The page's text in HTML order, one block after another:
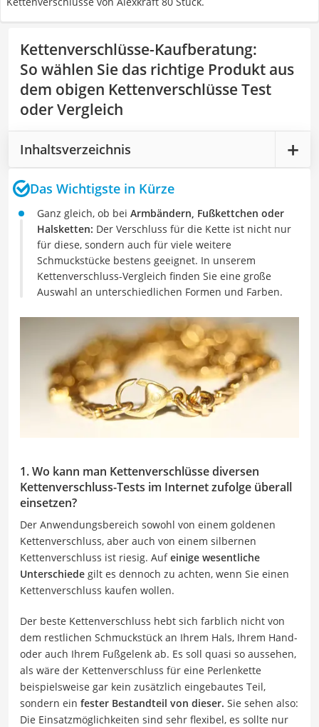
Kettenverschlüsse-Kaufberatung:
So wählen Sie das richtige Produkt aus
dem obigen Kettenverschlüsse Test
oder Vergleich
Inhaltsverzeichnis
Das Wichtigste in Kürze
Ganz gleich, ob bei Armbändern, Fußkettchen oder
Halsketten: Der Verschluss für die Kette ist nicht nur
für diese, sondern auch für viele weitere
Schmuckstücke bestens geeignet. In unserem
Kettenverschluss-Vergleich finden Sie eine große
Auswahl an unterschiedlichen Formen und Farben.
1. Wo kann man Kettenverschlüsse diversen
Kettenverschluss-Tests im Internet zufolge überall
einsetzen?
Der Anwendungsbereich sowohl von einem goldenen
Kettenverschluss, aber auch von einem silbernen
Kettenverschluss ist riesig. Aufeinige wesentliche
Unterschiede gilt es dennoch zu achten, wenn Sie einen
Kettenverschluss kaufen wollen.
Der beste Kettenverschluss hebt sich farblich nicht von
dem restlichen Schmuckstück an Ihrem Hals, Ihrem Hand-
oder auch Ihrem Fußgelenk ab. Es soll quasi so aussehen,
als wäre der Kettenverschluss für eine Perlenkette
beispielsweise gar kein zusätzlich eingebautes Teil,
sondern ein fester Bestandteil von dieser. Sie sehen also:
Die Einsatzmöglichkeiten sind sehr flexibel, es sollte nur